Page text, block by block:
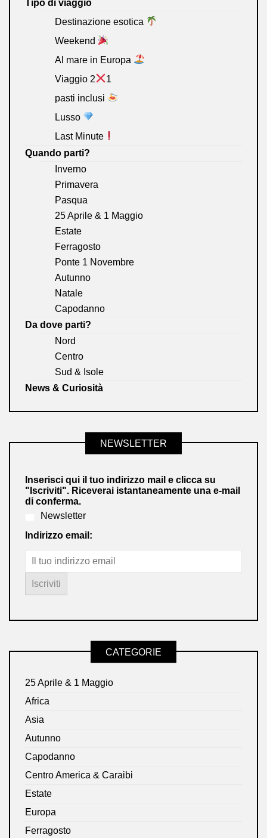
Tipo di viaggio
Destinazione esotica
Weekend
Al mare in Europa
Viaggio 2
1
pasti inclusi
Lusso
Last Minute
Quando parti?
Inverno
Primavera
Pasqua
25 Aprile & 1 Maggio
Estate
Ferragosto
Ponte 1 Novembre
Autunno
Natale
Capodanno
Da dove parti?
Nord
Centro
Sud & Isole
News & Curiosità
NEWSLETTER
Inserisci qui il tuo indirizzo mail e clicca su
"Iscriviti". Riceverai istantaneamente una e-mail
di conferma.
Newsletter
Indirizzo email:
CATEGORIE
25 Aprile & 1 Maggio
Africa
Asia
Autunno
Capodanno
Centro America & Caraibi
Estate
Europa
Ferragosto